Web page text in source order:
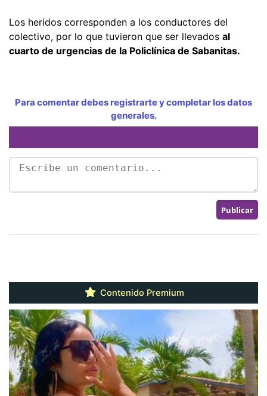
Los heridos corresponden a los conductores del
colectivo, por lo que tuvieron que ser llevados al
cuarto de urgencias de la Policlínica de Sabanitas.
Para comentar debes registrarte y completar los datos
generales.
Contenido Premium